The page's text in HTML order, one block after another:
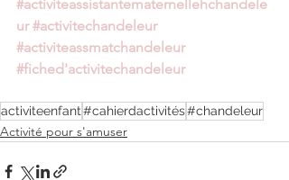
#activiteassistantematernellehchandele
ur #activitechandeleur
#activiteassmatchandeleur
#fiched'activitechandeleur
activiteenfant#cahierdactivités#chandeleur
Activité pour s'amuser